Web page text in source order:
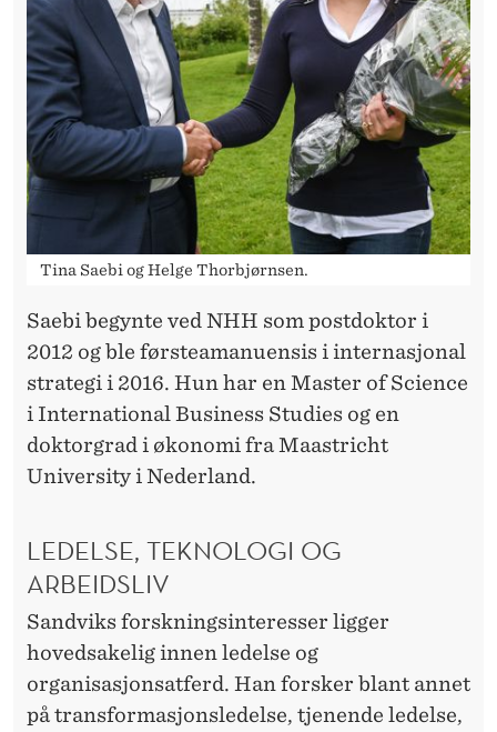
Tina Saebi og Helge Thorbjørnsen.
Saebi begynte ved NHH som postdoktor i
2012 og ble førsteamanuensis i internasjonal
strategi i 2016. Hun har en Master of Science
i International Business Studies og en
doktorgrad i økonomi fra Maastricht
University i Nederland.
LEDELSE, TEKNOLOGI OG
ARBEIDSLIV
Sandviks forskningsinteresser ligger
hovedsakelig innen ledelse og
organisasjonsatferd. Han forsker blant annet
på transformasjonsledelse, tjenende ledelse,